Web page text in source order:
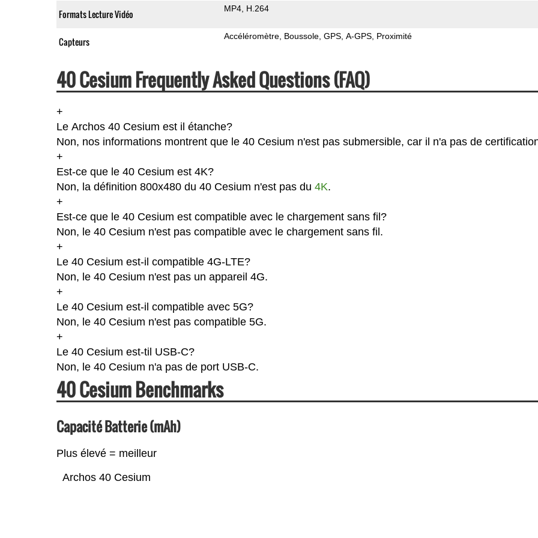
Formats Lecture Vidéo MP4 H.264
Capteurs Accéléromètre Boussole GPS A-GPS Proximité
40 Cesium Frequently Asked Questions (FAQ)
+
Le Archos 40 Cesium est il étanche?
Non, nos informations montrent que le 40 Cesium n'est pas submersible, car il n'a pas de
+
Est-ce que le 40 Cesium est 4K?
Non, la définition 800x480 du 40 Cesium n'est pas du 4K.
+
Est-ce que le 40 Cesium est compatible avec le chargement sans fil?
Non, le 40 Cesium n'est pas compatible avec le chargement sans fil.
+
Le 40 Cesium est-il compatible 4G-LTE?
Non, le 40 Cesium n'est pas un appareil 4G.
+
Le 40 Cesium est-il compatible avec 5G?
Non, le 40 Cesium n'est pas compatible 5G.
+
Le 40 Cesium est-til USB-C?
Non, le 40 Cesium n'a pas de port USB-C.
40 Cesium Benchmarks
Capacité Batterie (mAh)
Plus élevé = meilleur
Archos 40 Cesium